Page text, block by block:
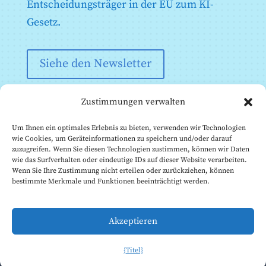
Zustimmungen verwalten
Um Ihnen ein optimales Erlebnis zu bieten, verwenden wir Technologien
wie Cookies, um Geräteinformationen zu speichern und/oder darauf
zuzugreifen. Wenn Sie diesen Technologien zustimmen, können wir Daten
wie das Surfverhalten oder eindeutige IDs auf dieser Website verarbeiten.
Wenn Sie Ihre Zustimmung nicht erteilen oder zurückziehen, können
bestimmte Merkmale und Funktionen beeinträchtigt werden.
Akzeptieren
{Titel}
53 Absatz 1 Buchstabe a) - Technische
Dokumentation für Anbieter von KI-Modellen für
allgemeine Zwecke
für Anbieter von AI-Modellen für allgemeine Zwecke
an nachgeschaltete Anbieter, die das Modell in ihr AI-
System integrieren
Anhang XIII: Kriterien für die Benennung von KI-
Risiko gemäß Artikel 51
Entscheidungsträger in der EU zum KI-
Gesetz.
Siehe den Newsletter
© Institut für die Zukunft des Lebens, 2026
Diese Website wird vom Future of Life Institute (FLI)
betrieben. UnsereEU-Transparenzregisternummer